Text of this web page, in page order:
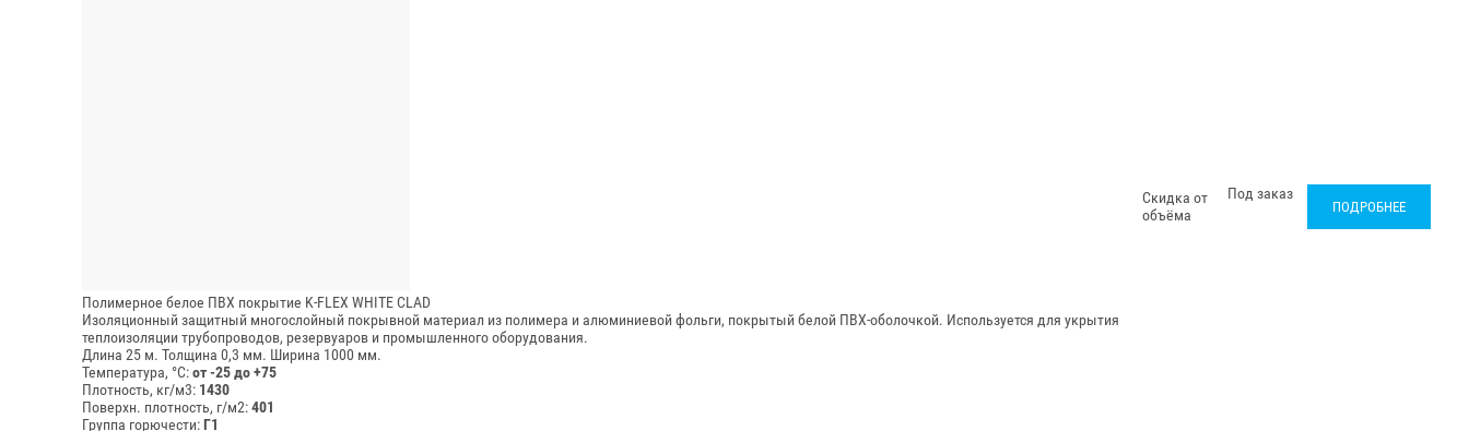
Полимерное белое ПВХ покрытие K-FLEX WHITE CLAD
Изоляционный защитный многослойный покрывной материал из полимера и алюминиевой фольги, покрытый белой ПВХ-оболочкой. Используется для укрытия
теплоизоляции трубопроводов, резервуаров и промышленного оборудования.
Длина 25 м. Толщина 0,3 мм. Ширина 1000 мм.
Температура, °C:от -25 до +75
Плотность, кг/м3: 1430
Поверхн. плотность, г/м2:401
Группа горючести:Г1
Скидка от
объёма
Под заказ
ПОДРОБНЕЕ